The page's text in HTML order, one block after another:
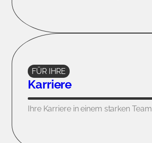
FÜR IHRE
Karriere
Ihre Karriere in einem starken Team